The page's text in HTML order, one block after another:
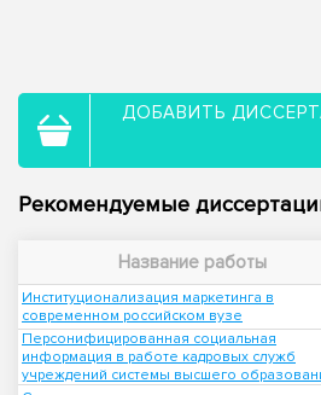
ДОБАВИТЬ
Рекомендуемые
Название работы
Институционализация маркетинга в
современном российском вузе
Персонифицированная социальная
информация в работе кадровых служб
учреждений системы высшего